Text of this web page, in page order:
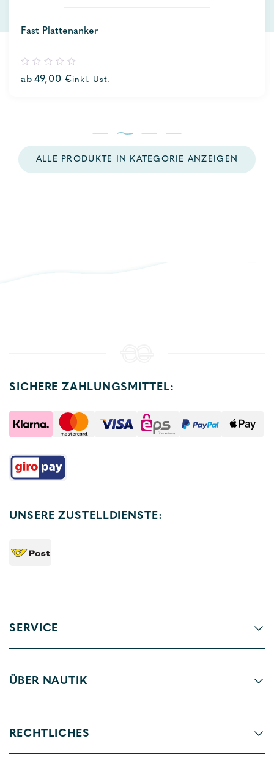
Fast Plattenanker
out
ab 49,00€inkl. Ust.
ALLE PRODUKTE IN KATEGORIE ANZEIGEN
SICHERE ZAHLUNGSMITTEL:
UNSERE ZUSTELLDIENSTE:
SERVICE
ÜBER NAUTIK
RECHTLICHES